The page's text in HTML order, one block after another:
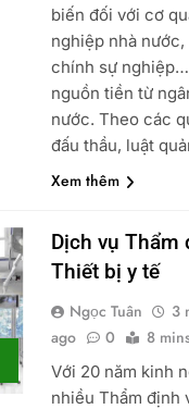
biến đối với cơ
nghiệp nhà nước,
chính sự
nguồn tiền từ
nước. Theo các
đấu thầu, luật
Xem thêm
Dịch vụ Thẩm
Thiết bị y tế
Ngọc Tuân
3
ago
0 8
Với 20 năm kinh
nhiều Thẩm định